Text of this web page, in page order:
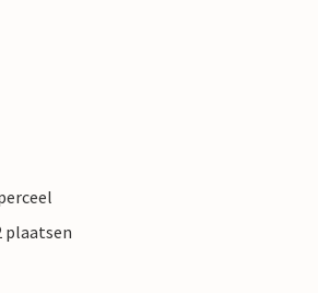
plaatsen